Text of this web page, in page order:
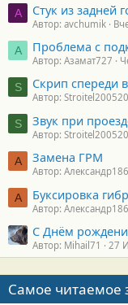
A Стук из задней
Автор: avchumik
А Проблема с
Автор: Азамат727
S Скрип спереди
Автор:
S Звук при
Автор:
А Замена ГРМ
Автор: Александр186
А Буксировка
Автор: Александр186
С Днём
Автор: Mihail71 27
Самое читаемое